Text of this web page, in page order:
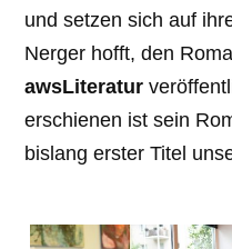
und setzen sich auf
Nerger hofft, den
awsLiteratur
erschienen ist sein
bislang erster Titel